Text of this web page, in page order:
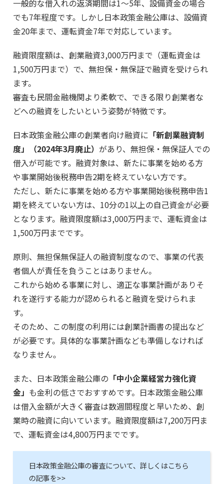
一般的な借入れの返済期間は1～5年、設備資金の場合
でも7年程度です。しかし日本政策金融公庫は、設備資
金20年まで、運転資金7年で対応しています。
融資限度額は、創業融資3,000万円まで（運転資金は
1,500万円まで）で、無担保・無保証で融資を受けられ
ます。
審査も民間金融機関より柔軟で、できる限り創業者な
どへの融資をしたいという姿勢が特徴です。
日本政策金融公庫の創業者向け融資に 「新創業融資制
度」（2024年3月廃止） があり、無担保・無保証人での
借入が可能です。融資対象は、新たに事業を始める方
や事業開始後税務申告2期を終えていない方です。
ただし、新たに事業を始める方や事業開始後税務申告1
期を終えていない方は、10分の1以上の自己資金が必要
となります。融資限度額は3,000万円まで、運転資金は
1,500万円までです。
原則、無担保無保証人の融資制度なので、事業の代表
者個人が責任を負うことはありません。
これから始める事業に対し、適正な事業計画がありそ
れを遂行する能力が認められると融資を受けられま
す。
そのため、この制度の利用には創業計画書の提出など
が必要です。具体的な事業計画なども準備しなければ
なりません。
また、日本政策金融公庫の 「中小企業経営力強化資
金」 も金利の低さでおすすめです。日本政策金融公庫
は借入金額が大きく審査は数週間程度と早いため、創
業時の融資に向いています。融資限度額は7,200万円ま
で、運転資金は4,800万円までです。
日本政策金融公庫の審査について、詳しくはこちら
の記事を>>